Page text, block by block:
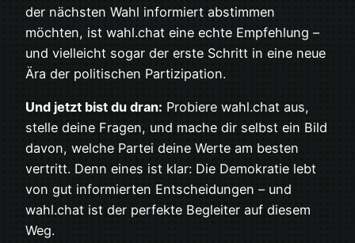
der nächsten Wahl informiert abstimmen
möchten, ist wahl.chat eine echte Empfehlung –
und vielleicht sogar der erste Schritt in eine neue
Ära der politischen Partizipation.
Und jetzt bist du dran: Probiere wahl.chat aus,
stelle deine Fragen, und mache dir selbst ein Bild
davon, welche Partei deine Werte am besten
vertritt. Denn eines ist klar: Die Demokratie lebt
von gut informierten Entscheidungen – und
wahl.chat ist der perfekte Begleiter auf diesem
Weg.